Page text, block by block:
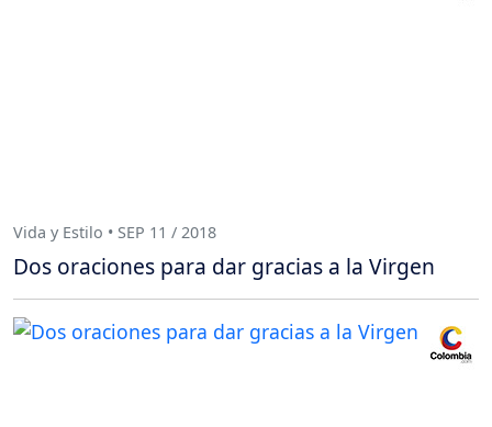
Vida y Estilo • SEP 11 / 2018
Dos oraciones para dar gracias a la Virgen